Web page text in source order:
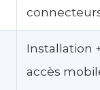
Installation
accès